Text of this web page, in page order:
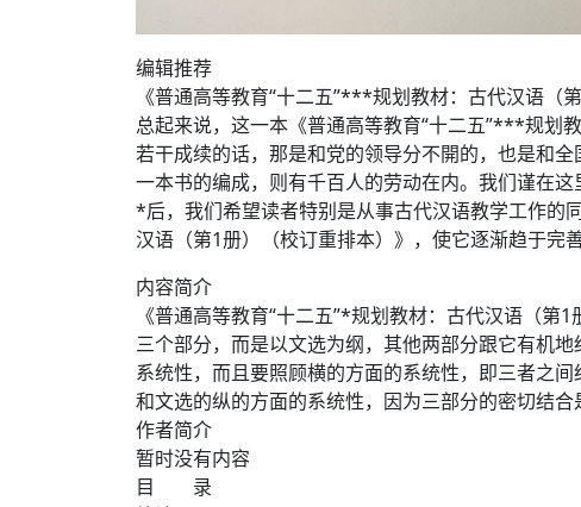
编辑推荐
《普通高等教育“十二五”***规划教材：古代汉语（
总起来说，这一本《普通高等教育“十二五”***规划
若干成续的话，那是和党的领导分不開的，也是和
一本书的编成，则有千百人的劳动在内。我们谨在
*后，我们希望读者特别是从事古代汉语教学工作的
汉语（第1册）（校订重排本）》，使它逐渐趋于完善
内容简介
《普通高等教育“十二五”*规划教材：古代汉语（
三个部分，而是以文选为纲，其他两部分跟它有机
系统性，而且要照顾横的方面的系统性，即三者之
和文选的纵的方面的系统性，因为三部分的密切结合
作者简介
暂时没有内容
目 录